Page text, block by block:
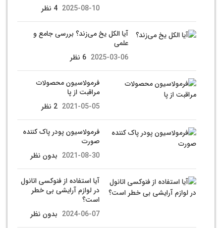
2025-08-10 4 نظر
آیا الکل یخ می‌زند؟ بررسی جامع و
علمی
2025-03-06 6 نظر
فرمولاسیون محصولات
مراقبت از پا
2021-05-05 2 نظر
فرمولاسیون پودر پاک کننده
صورت
2021-08-30 بدون نظر
آیا استفاده از فنوکسی اتانول
در لوازم آرایشی بی خطر
است؟
2024-06-07 بدون نظر